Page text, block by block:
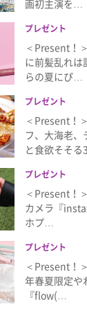
画初主演を…
プレゼント
＜Present！
に前髪乱れ
らの夏にぴ…
プレゼント
＜Present！
フ、大海老、
と食欲そそ
プレゼント
＜Present！
カメラ『
ホプ…
プレゼント
＜Present！
年春夏限定や
『flow(…